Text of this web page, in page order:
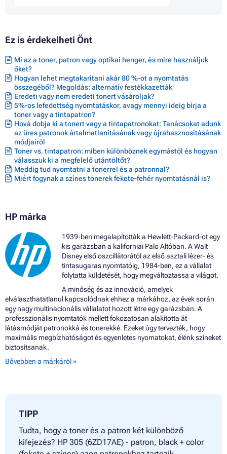
Patron HP DESKJET 2810E
Patron HP DESKJET 2821E
Patron HP DESKJET 2822E
Patron HP DESKJET 2823E
Patron HP DESKJET 4110E ALL-IN-ONE
Patron HP DESKJET 4120E ALL-IN-ONE
Patron HP DESKJET 4122E ALL-IN-ONE
Patron HP DESKJET 4130E ALL-IN-ONE
Patron HP DESKJET 4200 SERIES
Patron HP DESKJET 4210E
Patron HP DESKJET 4220E
Patron HP DESKJET 4222E
Patron HP DESKJET 4230E
Patron HP DESKJET PLUS 4100
Patron HP DESKJET PLUS 4100 SERIES
Patron HP DESKJET PLUS 4120
Patron HP DESKJET PLUS 4120E
Patron HP DESKJET PLUS 4121
Patron HP DESKJET PLUS 4122 ALL-IN-ONE
Patron HP DESKJET PLUS 4122E
Patron HP DESKJET PLUS 4130 ALL-IN-ONE
Patron HP DESKJET PLUS 4130E
Patron HP DESKJET PLUS 4132
Patron HP DESKJET PLUS 4140
Patron HP DESKJET PLUS 4152
Patron HP DESKJET PLUS 4155
Patron HP DESKJET PLUS 4158
Patron HP ENVY 6000 ALL-IN-ONE
Patron HP ENVY 6000E ALL-IN-ONE
Patron HP ENVY 6010
Patron HP ENVY 6010E ALL-IN-ONE
Patron HP ENVY 6012
Patron HP ENVY 6022E ALL-IN-ONE
Patron HP ENVY 6030E ALL-IN-ONE
Patron HP ENVY 6032 ALL-IN-ONE
Ez is érdekelheti Önt
Mi az a toner, patron vagy optikai henger, és mire használjuk
őket?
Hogyan lehet megtakarítani akár 80 %-ot a nyomtatás
összegéből? Megoldás: alternatív festékkazetták
Eredeti vagy nem eredeti tonert vásároljak?
5%-os lefedettség nyomtatáskor, avagy mennyi ideig bírja a
toner vagy a tintapatron?
Hová dobja ki a tonert vagy a tintapatronokat: Tanácsokat adunk
az üres patronok ártalmatlanításának vagy újrahasznosításának
módjairól
Toner vs. tintapatron: miben különböznek egymástól és hogyan
válasszuk ki a megfelelő utántöltőt?
Meddig tud nyomtatni a tonerrel és a patronnal?
Miért fogynak a színes tonerek fekete-fehér nyomtatásnál is?
HP márka
1939-ben megalapították a Hewlett-Packard-ot egy
kis garázsban a kaliforniai Palo Altóban. A Walt
Disney első oszcillátorától az első asztali lézer- és
tintasugaras nyomtatóig, 1984-ben, ez a vállalat
folytatta küldetését, hogy megváltoztassa a világot.
A minőség és az innováció, amelyek
elválaszthatatlanul kapcsolódnak ehhez a márkához, az évek során
egy nagy multinacionális vállalatot hozott létre egy garázsban. A
professzionális nyomtatók mellett fokozatosan alakította át
látásmódját patronokká és tonerekké. Ezeket úgy tervezték, hogy
maximális megbízhatóságot és egyenletes nyomatokat, élénk színeket
biztosítsanak.
Bővebben a márkáról »
TIPP
Tudta, hogy a toner és a patron két különböző
kifejezés? HP 305 (6ZD17AE) - patron, black + color